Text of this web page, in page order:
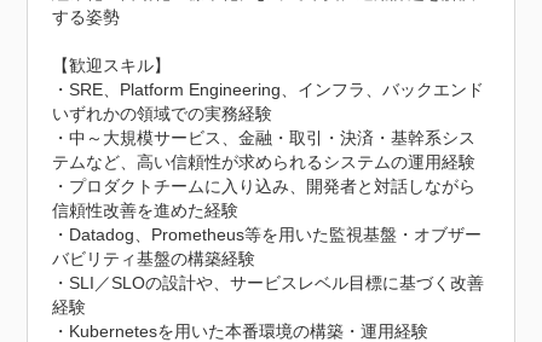
する姿勢
【歓迎スキル】
・SRE、Platform Engineering、インフラ、バックエンド
いずれかの領域での実務経験
・中～大規模サービス、金融・取引・決済・基幹系シス
テムなど、高い信頼性が求められるシステムの運用経験
・プロダクトチームに入り込み、開発者と対話しながら
信頼性改善を進めた経験
・Datadog、Prometheus等を用いた監視基盤・オブザー
バビリティ基盤の構築経験
・SLI／SLOの設計や、サービスレベル目標に基づく改善
経験
・Kubernetesを用いた本番環境の構築・運用経験